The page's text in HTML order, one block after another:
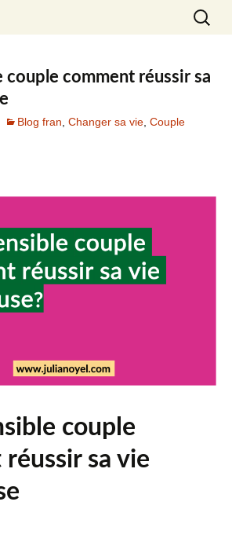
couple comment réussir sa
Blog fran Changer sa vie Couple
couple
sa vie